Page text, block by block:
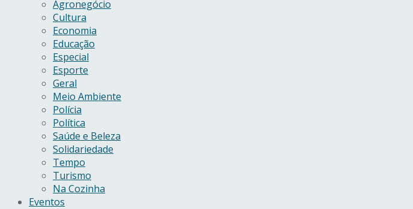
Agronegócio
Cultura
Economia
Educação
Especial
Esporte
Geral
Meio Ambiente
Polícia
Política
Saúde e Beleza
Solidariedade
Tempo
Turismo
Na Cozinha
Eventos